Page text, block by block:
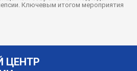
Ключевым итогом мероприятия
ЦЕНТР